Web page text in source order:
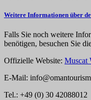
Weitere Informationen über
Falls Sie noch weitere
benötigen, besuchen Sie
Offizielle Website: Muscat
E-Mail:
Tel.: +49 (0) 30 42088012